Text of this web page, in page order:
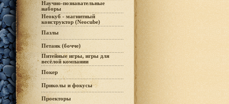
Научно-познавательные
наборы
Неокуб - магнитный
конструктор (Neocube)
Пазлы
Петанк (бочче)
Питейные игры, игры для
весёлой компании
Покер
Приколы и фокусы
Проекторы